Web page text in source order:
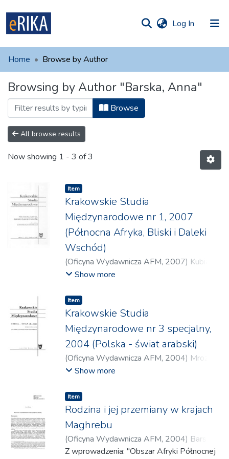
Log In (current)
UAFM
For authors
Help
Contact
Home Browse by Author
Browsing by Author "Barska, Anna"
Browse
All browse results
Now showing 1 - 3 of 3
Item
Krakowskie Studia
Międzynarodowe nr 1, 2007
(Północna Afryka, Bliski i Daleki
Wschód)
(Oficyna Wydawnicza AFM, 2007) Kubiak,
Hieronim;Zdanowski, Jerzy
Hayssam
Jan;Kołakowska, Agata
Zajączkowski, Jakub
Kurpiewska-Korbut,
Renata;Fyderek, Łukasz; Skopiec, Dominik
Kraśniewski, Mariusz;Zamojska, Aleksandra
Sławiński, Roman;Fedirko, Janusz; Barska,
Anna;Górak-Sosnowska, Katarzyna
Show more
Item
Krakowskie Studia
Międzynarodowe nr 3 specjalny,
2004 (Polska - świat arabski)
(Oficyna Wydawnicza AFM, 2004) Mrozek-
Dumanowska, Anna
Bakalarz, Agnieszka
Pikulski, Andrzej;Barska, Anna;Jarecka-
Stępień, Katarzyna
Puchnarewicz, Elżbieta
Brataniec, Katarzyna;Dziewanowska, Anna
Sienkiewicz, Juliusz;Kielan-Glińska, Ilona;
Show more
Item
Rodzina i jej przemiany w krajach
Maghrebu
(Oficyna Wydawnicza AFM, 2004) Barska,
Anna
Z wprowadzenia: "Obszar Afryki Północnej